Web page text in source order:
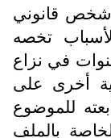
شخص قانوني
تخصه
في نزاع
أخرى على
للموضوع
بالملف